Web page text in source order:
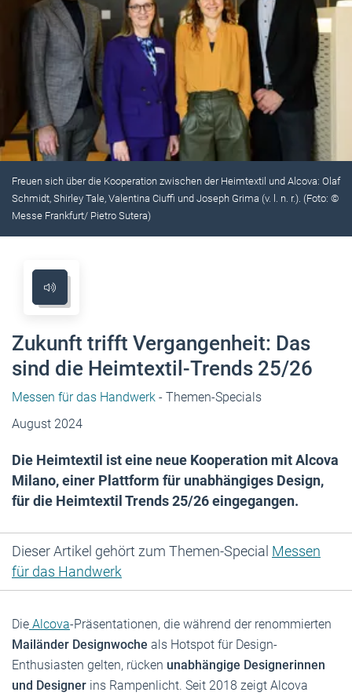
Freuen sich über die Kooperation zwischen der Heimtextil und Alcova: Olaf
Schmidt, Shirley Tale, Valentina Ciuffi und Joseph Grima (v. l. n. r.). (Foto: ©
Messe Frankfurt/ Pietro Sutera)
Zukunft trifft Vergangenheit: Das
sind die Heimtextil-Trends 25/26
Messen für das Handwerk - Themen-Specials
August 2024
Die Heimtextil ist eine neue Kooperation mit Alcova
Milano, einer Plattform für unabhängiges Design,
für die Heimtextil Trends 25/26 eingegangen.
Dieser Artikel gehört zum Themen-Special Messen
für das Handwerk
Die Alcova-Präsentationen, die während der renommierten
Mailänder Designwoche als Hotspot für Design-
Enthusiasten gelten, rücken unabhängige Designerinnen
und Designer ins Rampenlicht. Seit 2018 zeigt Alcova